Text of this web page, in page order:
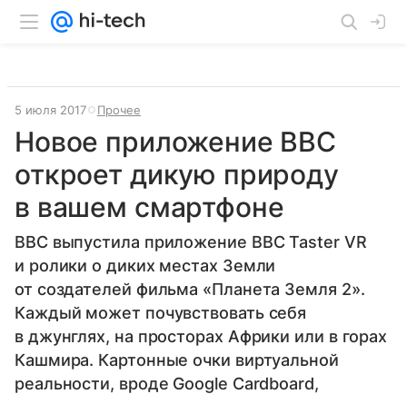
5 июля 2017 Прочее
Новое приложение BBC
откроет дикую природу
в вашем смартфоне
BBC выпустила приложение BBC Taster VR
и ролики о диких местах Земли
от создателей фильма «Планета Земля 2».
Каждый может почувствовать себя
в джунглях, на просторах Африки или в горах
Кашмира. Картонные очки виртуальной
реальности, вроде Google Cardboard,